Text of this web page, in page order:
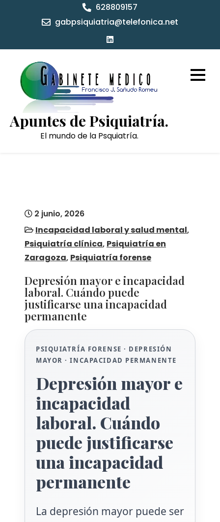
628809157
gabpsiquiatria@telefonica.net
Apuntes de Psiquiatría.
El mundo de la Psquiatría.
2 junio, 2026
Incapacidad laboral y salud mental,
Psiquiatría clínica, Psiquiatría en
Zaragoza, Psiquiatría forense
Depresión mayor e incapacidad
laboral. Cuándo puede
justificarse una incapacidad
permanente
PSIQUIATRÍA FORENSE · DEPRESIÓN
MAYOR · INCAPACIDAD PERMANENTE
Depresión mayor e
incapacidad
laboral. Cuándo
puede justificarse
una incapacidad
permanente
La depresión mayor puede ser